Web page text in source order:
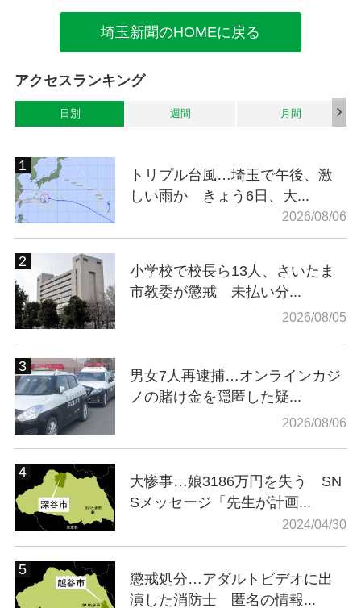
埼玉新聞のHOMEに戻る
アクセスランキング
日別 週間 月間
トリプル台風…埼玉で午後、激
しい雨か きょう6日、大...
2026/08/06
小学校で校長ら13人、さいたま
市教委が懲戒 未払い分...
2026/08/05
男女7人再逮捕…オンラインカジ
ノの賭け金を隠匿した疑...
2026/08/06
大惨事…娘3186万円を失う SN
Sメッセージ「先生が計画...
2024/04/30
懲戒処分…アダルトビデオに出
演した消防士 匿名の情報...